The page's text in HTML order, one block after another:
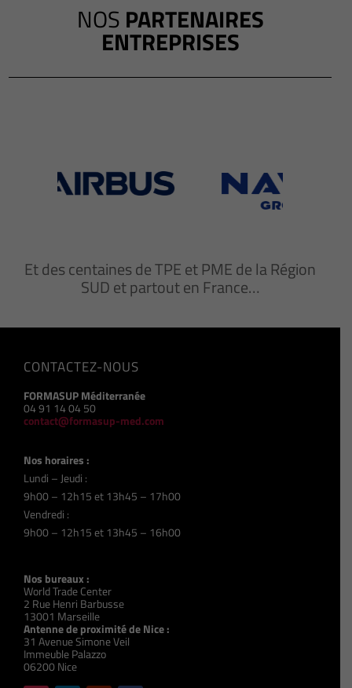
NOS PARTENAIRES
ENTREPRISES
Et des centaines de TPE et PME de la Région
SUD et partout en France…
CONTACTEZ-NOUS
FORMASUP Méditerranée
04 91 14 04 50
contact@formasup-med.com
Nos horaires :
Lundi – Jeudi :
9h00 – 12h15 et 13h45 – 17h00
Vendredi :
9h00 – 12h15 et 13h45 – 16h00
Nos bureaux :
World Trade Center
2 Rue Henri Barbusse
13001 Marseille
Antenne de proximité de Nice :
31 Avenue Simone Veil
Immeuble Palazzo
06200 Nice